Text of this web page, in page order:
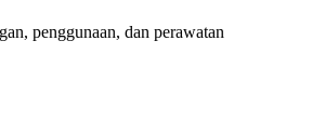
penggunaan, dan perawatan